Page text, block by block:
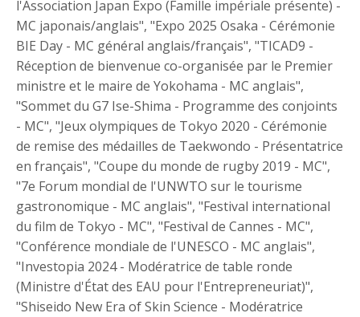
l'Association Japan Expo (Famille impériale présente) -
MC japonais/anglais", "Expo 2025 Osaka - Cérémonie
BIE Day - MC général anglais/français", "TICAD9 -
Réception de bienvenue co-organisée par le Premier
ministre et le maire de Yokohama - MC anglais",
"Sommet du G7 Ise-Shima - Programme des conjoints
- MC", "Jeux olympiques de Tokyo 2020 - Cérémonie
de remise des médailles de Taekwondo - Présentatrice
en français", "Coupe du monde de rugby 2019 - MC",
"7e Forum mondial de l'UNWTO sur le tourisme
gastronomique - MC anglais", "Festival international
du film de Tokyo - MC", "Festival de Cannes - MC",
"Conférence mondiale de l'UNESCO - MC anglais",
"Investopia 2024 - Modératrice de table ronde
(Ministre d'État des EAU pour l'Entrepreneuriat)",
"Shiseido New Era of Skin Science - Modératrice